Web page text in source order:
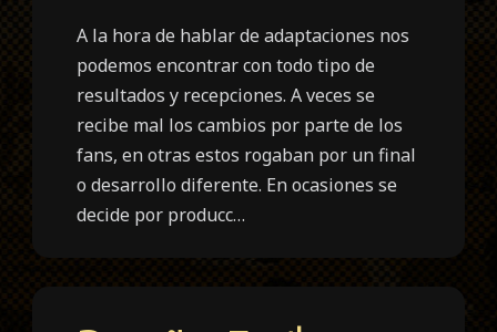
A la hora de hablar de adaptaciones nos
podemos encontrar con todo tipo de
resultados y recepciones. A veces se
recibe mal los cambios por parte de los
fans, en otras estos rogaban por un final
o desarrollo diferente. En ocasiones se
decide por producc…